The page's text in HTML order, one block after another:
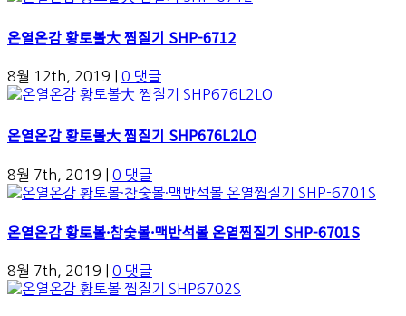
온열온감 황토볼大 찜질기 SHP-6712
8월 12th, 2019 0 댓글
온열온감 황토볼大 찜질기 SHP676L2LO
8월 7th, 2019 0 댓글
온열온감 황토볼·참숯볼·맥반석볼 온열찜질기 SHP-6701S
8월 7th, 2019 0 댓글